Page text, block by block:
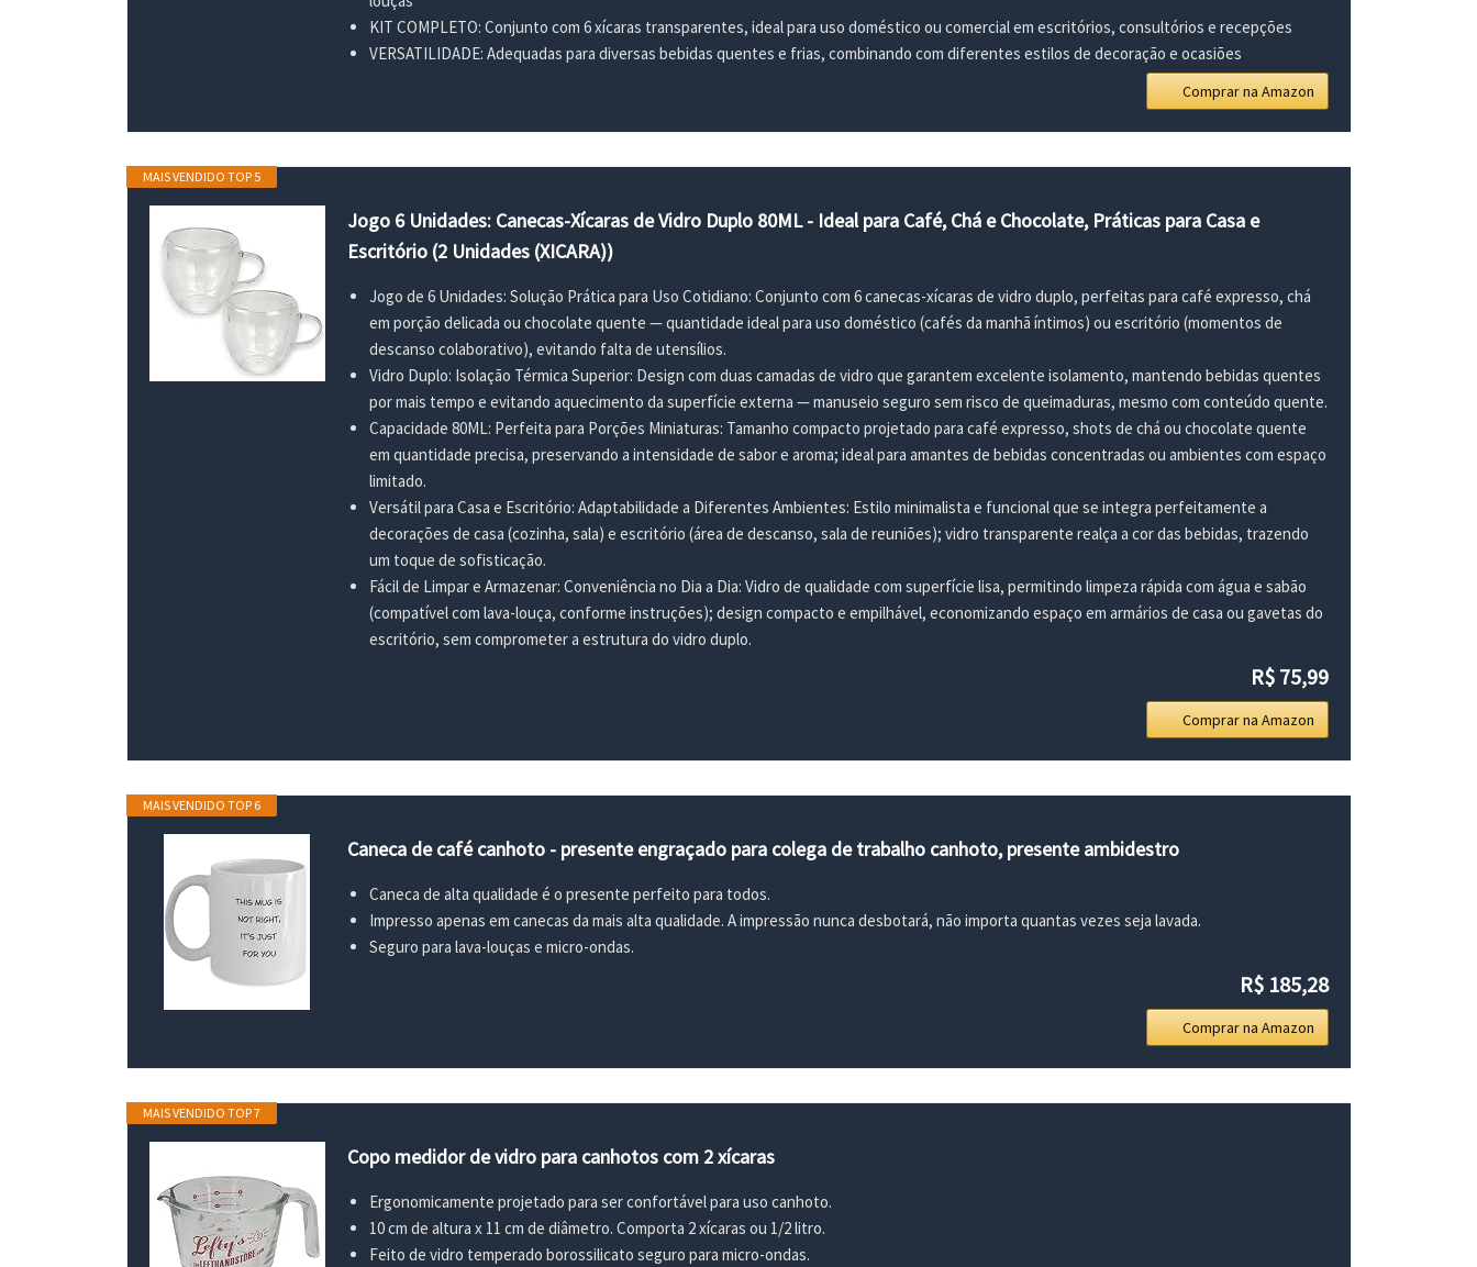
KIT COMPLETO: Conjunto com 6 xícaras transparentes, ideal para uso doméstico ou comercial em escritórios, consultórios e recepções
VERSATILIDADE: Adequadas para diversas bebidas quentes e frias, combinando com diferentes estilos de decoração e ocasiões
Comprar na Amazon
MAIS VENDIDO TOP 5
Jogo 6 Unidades: Canecas-Xícaras de Vidro Duplo 80ML - Ideal para Café, Chá e Chocolate, Práticas para Casa e
Escritório (2 Unidades (XICARA))
Jogo de 6 Unidades: Solução Prática para Uso Cotidiano: Conjunto com 6 canecas-xícaras de vidro duplo, perfeitas para café expresso, chá
em porção delicada ou chocolate quente — quantidade ideal para uso doméstico (cafés da manhã íntimos) ou escritório (momentos de
descanso colaborativo), evitando falta de utensílios.
Vidro Duplo: Isolação Térmica Superior: Design com duas camadas de vidro que garantem excelente isolamento, mantendo bebidas quentes
por mais tempo e evitando aquecimento da superfície externa — manuseio seguro sem risco de queimaduras, mesmo com conteúdo quente.
Capacidade 80ML: Perfeita para Porções Miniaturas: Tamanho compacto projetado para café expresso, shots de chá ou chocolate quente
em quantidade precisa, preservando a intensidade de sabor e aroma; ideal para amantes de bebidas concentradas ou ambientes com espaço
limitado.
Versátil para Casa e Escritório: Adaptabilidade a Diferentes Ambientes: Estilo minimalista e funcional que se integra perfeitamente a
decorações de casa (cozinha, sala) e escritório (área de descanso, sala de reuniões); vidro transparente realça a cor das bebidas, trazendo
um toque de sofisticação.
Fácil de Limpar e Armazenar: Conveniência no Dia a Dia: Vidro de qualidade com superfície lisa, permitindo limpeza rápida com água e sabão
(compatível com lava-louça, conforme instruções); design compacto e empilhável, economizando espaço em armários de casa ou gavetas do
escritório, sem comprometer a estrutura do vidro duplo.
R$ 75,99
Comprar na Amazon
MAIS VENDIDO TOP 6
Caneca de café canhoto - presente engraçado para colega de trabalho canhoto, presente ambidestro
Caneca de alta qualidade é o presente perfeito para todos.
Impresso apenas em canecas da mais alta qualidade. A impressão nunca desbotará, não importa quantas vezes seja lavada.
Seguro para lava-louças e micro-ondas.
R$ 185,28
Comprar na Amazon
MAIS VENDIDO TOP 7
Copo medidor de vidro para canhotos com 2 xícaras
Ergonomicamente projetado para ser confortável para uso canhoto.
10 cm de altura x 11 cm de diâmetro. Comporta 2 xícaras ou 1/2 litro.
Feito de vidro temperado borossilicato seguro para micro-ondas.